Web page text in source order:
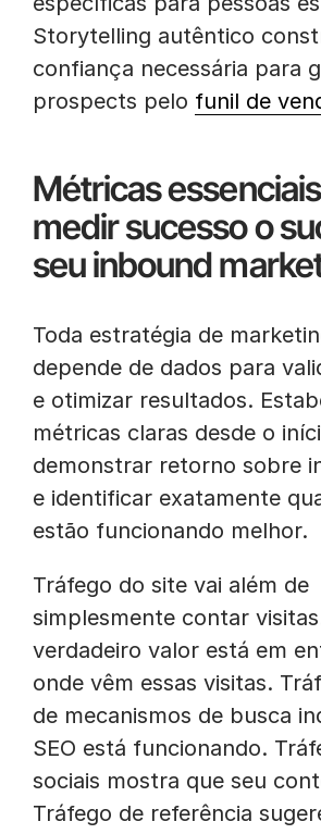
Storytelling autêntico
confiança necessária para
prospects pelo funil de
Métricas
medir sucesso o
seu inbound
Toda estratégia de
depende de dados para
e otimizar resultados.
métricas claras desde o
demonstrar retorno sobre
e identificar exatamente
estão funcionando melhor.
Tráfego do site vai além de
simplesmente contar
verdadeiro valor está em
onde vêm essas visitas.
de mecanismos de busca
SEO está funcionando.
sociais mostra que seu
Tráfego de referência